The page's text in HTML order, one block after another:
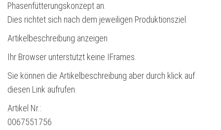
Phasenfütterungskonzept an.
Dies richtet sich nach dem jeweiligen Produktionsziel.
Artikelbeschreibung anzeigen
Ihr Browser unterstützt keine IFrames.
Sie können die Artikelbeschreibung aber durch klick auf
diesen Link aufrufen.
Artikel Nr.:
0067551756